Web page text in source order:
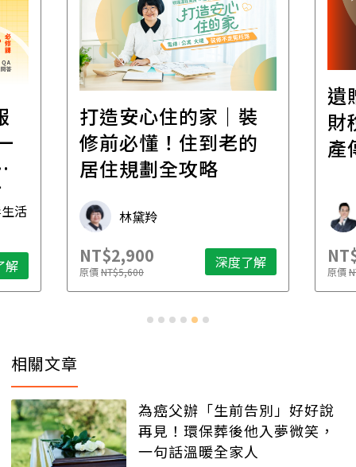
活
解
打造安心住的家｜裝
修前必懂！住到老的
居住規劃全攻略
林黛羚
NT$2,900
原價NT$5,600 深度了解
遺
財
產
原價
相關文章
為癌父辦「生前告別」好好說
再見！環保葬後他入夢微笑，
一句話溫暖全家人